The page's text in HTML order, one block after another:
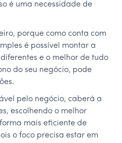
é uma necessidade de
porque como conta com
é possível montar a
e o melhor de tudo
do seu negócio, pode
pelo negócio, caberá a
escolhendo o melhor
mais eficiente de
o foco precisa estar em